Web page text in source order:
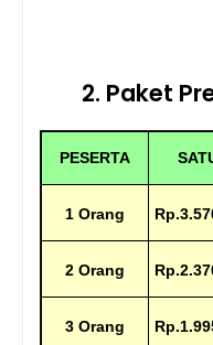
2. Paket
PESERTA
1 Orang
2 Orang
3 Orang